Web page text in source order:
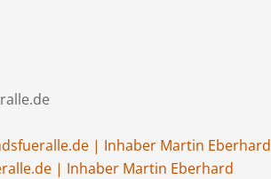
| Inhaber Martin Eberhard
| Inhaber Martin Eberhard